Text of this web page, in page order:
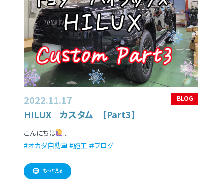
2022.11.17 BLOG
HILUX カスタム 【Part3】
こんにちは
...
#オカダ自動車 #施工 ＃ブログ
もっと見る